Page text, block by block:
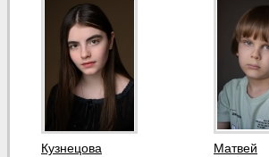
Кузнецова
Матвей